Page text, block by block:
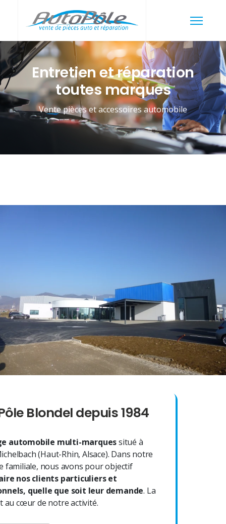
Entretien et réparation
toutes marques
Vente pièces et accessoires automobile
Blondel depuis 1984
automobile multi-marquessitué à
(Haut-Rhin, Alsace). Dans notre
familiale, nous avons pour objectif
nos clients particuliers et
quelle que soit leur demande. La
au cœur de notre activité.